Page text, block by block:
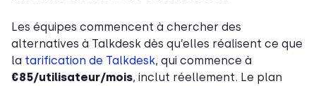
Les équipes commencent à chercher des
alternatives à Talkdesk dès qu’elles réalisent ce que
la tarification de Talkdesk, qui commence à
€85/utilisateur/mois, inclut réellement. Le plan